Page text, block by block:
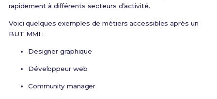
rapidement à différents secteurs d’activité.
Voici quelques exemples de métiers accessibles après un
BUT MMI :
Designer graphique
Développeur web
Community manager